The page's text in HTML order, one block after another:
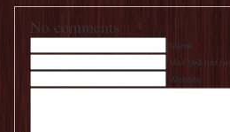
No comments
Name
Mail (will not
Website